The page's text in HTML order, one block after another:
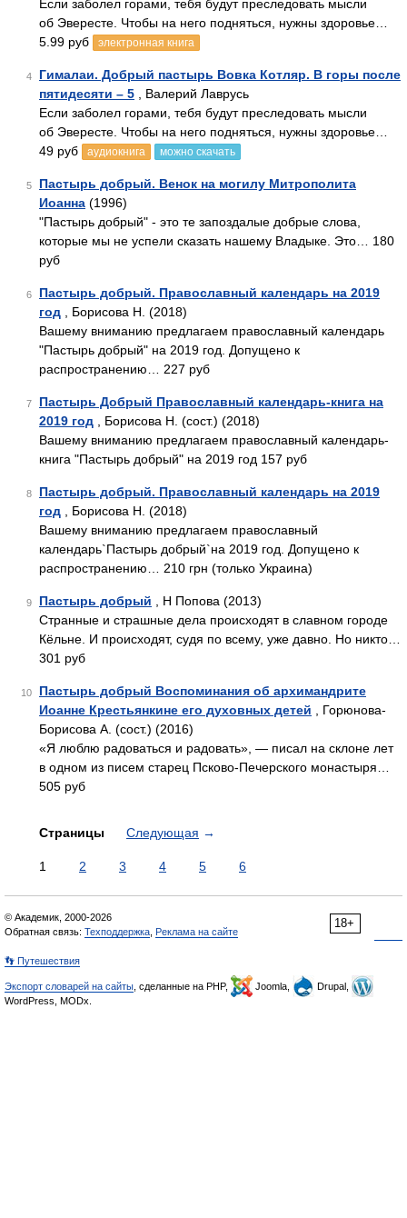
Если заболел горами, тебя будут преследовать мысли
об Эвересте. Чтобы на него подняться, нужны здоровье…
5.99 руб
электронная книга
4
Гималаи. Добрый пастырь Вовка Котляр. В горы после
пятидесяти – 5 , Валерий Лаврусь
Если заболел горами, тебя будут преследовать мысли
об Эвересте. Чтобы на него подняться, нужны здоровье…
49 руб
аудиокнига можно скачать
5
Пастырь добрый. Венок на могилу Митрополита
Иоанна (1996)
"Пастырь добрый" - это те запоздалые добрые слова,
которые мы не успели сказать нашему Владыке. Это… 180
руб
6
Пастырь добрый. Православный календарь на 2019
год , Борисова Н. (2018)
Вашему вниманию предлагаем православный календарь
"Пастырь добрый" на 2019 год. Допущено к
распространению… 227 руб
7
Пастырь Добрый Православный календарь-книга на
2019 год , Борисова Н. (сост.) (2018)
Вашему вниманию предлагаем православный календарь-
книга "Пастырь добрый" на 2019 год 157 руб
8
Пастырь добрый. Православный календарь на 2019
год , Борисова Н. (2018)
Вашему вниманию предлагаем православный
календарь`Пастырь добрый`на 2019 год. Допущено к
распространению… 210 грн (только Украина)
9 Пастырь добрый , Н Попова (2013)
Странные и страшные дела происходят в славном городе
Кёльне. И происходят, судя по всему, уже давно. Но никто…
301 руб
10
Пастырь добрый Воспоминания об архимандрите
Иоанне Крестьянкине его духовных детей , Горюнова-
Борисова А. (сост.) (2016)
«Я люблю радоваться и радовать», — писал на склоне лет
в одном из писем старец Псково-Печерского монастыря…
505 руб
Страницы Следующая →
1 2 3 4 5 6
18+
© Академик, 2000-2026
Обратная связь: Техподдержка Реклама на сайте
👣 Путешествия
Экспорт словарей на сайты , сделанные на PHP, Joomla,
Drupal,
WordPress, MODx.